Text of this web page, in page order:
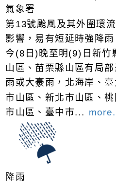
氣象署
第13號颱風及其外圍環流
影響，易有短延時強降雨
今(8日)晚至明(9)日新竹
山區、苗栗縣山區有局部
雨或大豪雨，北海岸、臺
市山區、新北市山區、桃
市山區、臺中市...
降雨